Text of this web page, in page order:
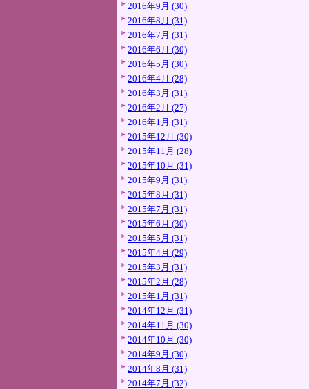
2016年9月 (30)
2016年8月 (31)
2016年7月 (31)
2016年6月 (30)
2016年5月 (30)
2016年4月 (28)
2016年3月 (31)
2016年2月 (27)
2016年1月 (31)
2015年12月 (30)
2015年11月 (28)
2015年10月 (31)
2015年9月 (31)
2015年8月 (31)
2015年7月 (31)
2015年6月 (30)
2015年5月 (31)
2015年4月 (29)
2015年3月 (31)
2015年2月 (28)
2015年1月 (31)
2014年12月 (31)
2014年11月 (30)
2014年10月 (30)
2014年9月 (30)
2014年8月 (31)
2014年7月 (32)